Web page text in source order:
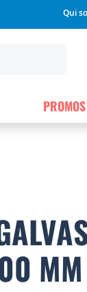
Qui
PROMOS